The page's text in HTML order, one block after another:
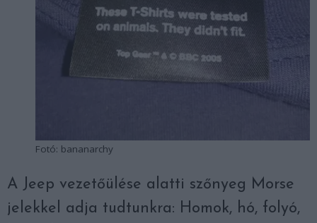
Fotó: bananarchy
A Jeep vezetőülése alatti szőnyeg Morse
jelekkel adja tudtunkra: Homok, hó, folyó,